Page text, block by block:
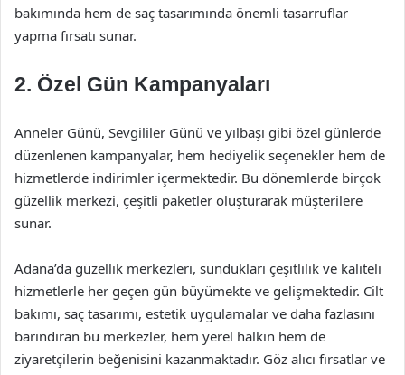
bakımında hem de saç tasarımında önemli tasarruflar
yapma fırsatı sunar.
2. Özel Gün Kampanyaları
Anneler Günü, Sevgililer Günü ve yılbaşı gibi özel günlerde
düzenlenen kampanyalar, hem hediyelik seçenekler hem de
hizmetlerde indirimler içermektedir. Bu dönemlerde birçok
güzellik merkezi, çeşitli paketler oluşturarak müşterilere
sunar.
Adana’da güzellik merkezleri, sundukları çeşitlilik ve kaliteli
hizmetlerle her geçen gün büyümekte ve gelişmektedir. Cilt
bakımı, saç tasarımı, estetik uygulamalar ve daha fazlasını
barındıran bu merkezler, hem yerel halkın hem de
ziyaretçilerin beğenisini kazanmaktadır. Göz alıcı fırsatlar ve